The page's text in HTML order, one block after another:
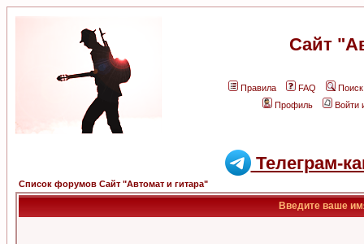
Сайт
Правила FAQ
Поиск
Профиль
Войти
Телеграм-
Список форумов Сайт "Автомат и гитара"
Введите ваше